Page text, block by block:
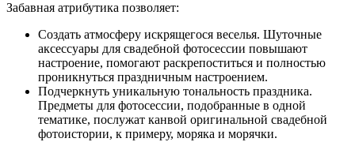
Забавная атрибутика позволяет:
Создать атмосферу искрящегося веселья. Шуточные
аксессуары для свадебной фотосессии повышают
настроение, помогают раскрепоститься и полностью
проникнуться праздничным настроением.
Подчеркнуть уникальную тональность праздника.
Предметы для фотосессии, подобранные в одной
тематике, послужат канвой оригинальной свадебной
фотоистории, к примеру, моряка и морячки.